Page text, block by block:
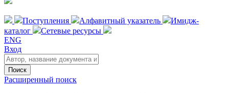
Поступления Алфавитный указатель
Имидж-
каталог
Сетевые ресурсы
ENG
Вход
Поиск
Расширенный поиск